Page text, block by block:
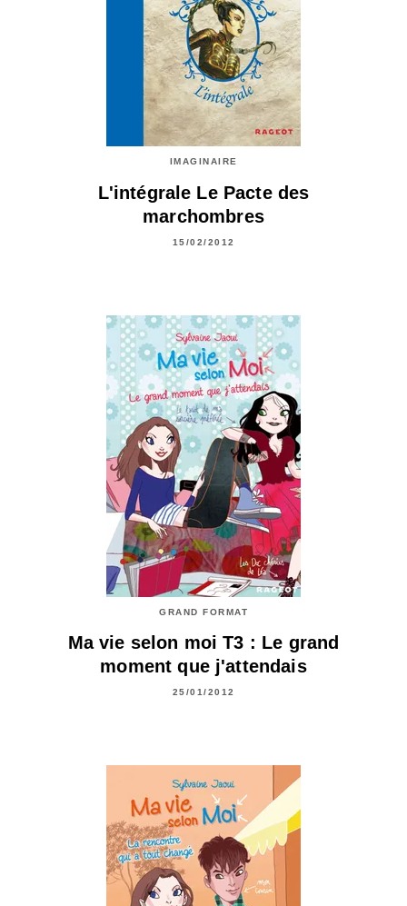
IMAGINAIRE
L'intégrale Le Pacte des
marchombres
15/02/2012
GRAND FORMAT
Ma vie selon moi T3 : Le grand
moment que j'attendais
25/01/2012